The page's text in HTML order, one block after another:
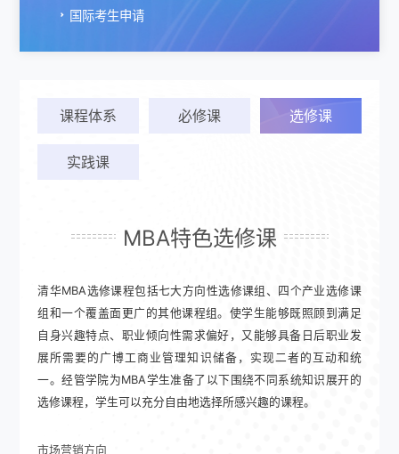
国际考生申请
课程体系 必修课 选修课
实践课
MBA特色选修课
清华MBA选修课程包括七大方向性选修课组、四个产业选修课
组和一个覆盖面更广的其他课程组。使学生能够既照顾到满足
自身兴趣特点、职业倾向性需求偏好，又能够具备日后职业发
展所需要的广博工商业管理知识储备，实现二者的互动和统
一。经管学院为MBA学生准备了以下围绕不同系统知识展开的
选修课程，学生可以充分自由地选择所感兴趣的课程。
市场营销方向